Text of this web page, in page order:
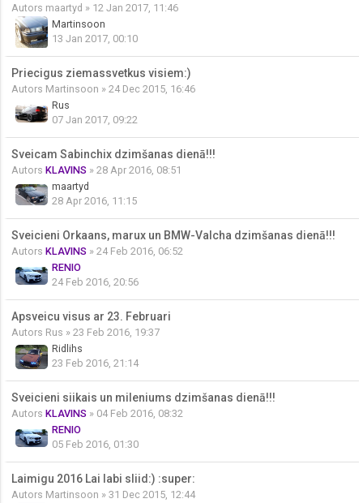
Autors maartyd » 12 Jan 2017, 11:46
Martinsoon
13 Jan 2017, 00:10
Priecigus ziemassvetkus visiem:)
Autors Martinsoon » 24 Dec 2015, 16:46
Rus
07 Jan 2017, 09:22
Sveicam Sabinchix dzimšanas dienā!!!
Autors KLAVINS » 28 Apr 2016, 08:51
maartyd
28 Apr 2016, 11:15
Sveicieni Orkaans, marux un BMW-Valcha dzimšanas dienā!!!
Autors KLAVINS » 24 Feb 2016, 06:52
RENIO
24 Feb 2016, 20:56
Apsveicu visus ar 23. Februari
Autors Rus » 23 Feb 2016, 19:37
Ridlihs
23 Feb 2016, 21:14
Sveicieni siikais un mileniums dzimšanas dienā!!!
Autors KLAVINS » 04 Feb 2016, 08:32
RENIO
05 Feb 2016, 01:30
Laimigu 2016 Lai labi sliid:) :super:
Autors Martinsoon » 31 Dec 2015, 12:44